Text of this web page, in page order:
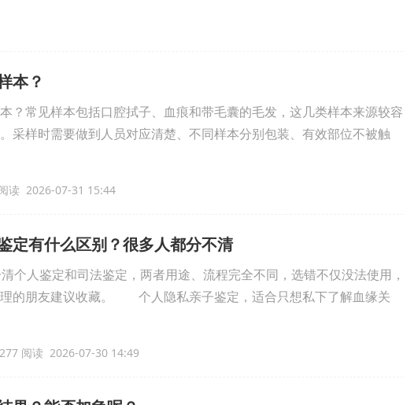
本？
？常见样本包括口腔拭子、血痕和带毛囊的毛发，这几类样本来源较容
采样时需要做到人员对应清楚、不同样本分别包装、有效部位不被触
读 2026-07-31 15:44
定有什么区别？很多人都分不清
人鉴定和司法鉴定，两者用途、流程完全不同，选错不仅没法使用，
的朋友建议收藏。 个人隐私亲子鉴定，适合只想私下了解血缘关
277 阅读 2026-07-30 14:49